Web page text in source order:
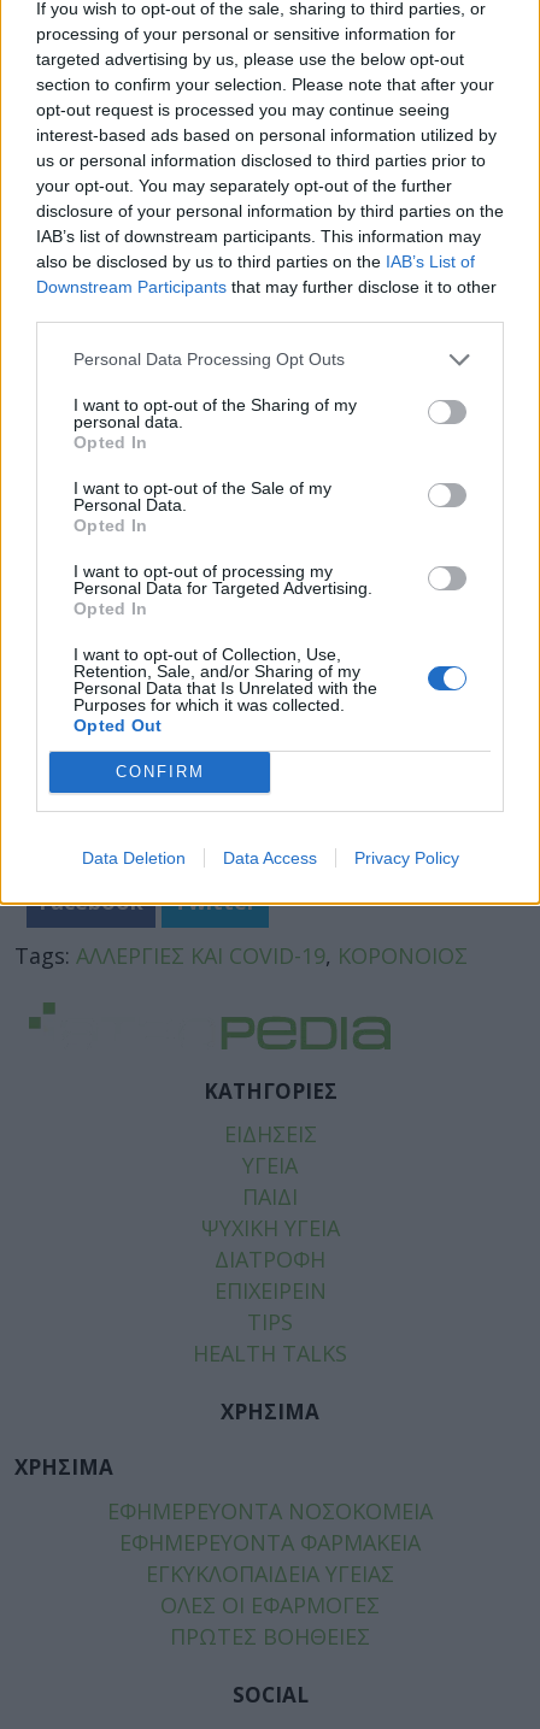
If you wish to opt-out of the sale, sharing to third parties, or
processing of your personal or sensitive information for
targeted advertising by us, please use the below opt-out
section to confirm your selection. Please note that after your
opt-out request is processed you may continue seeing
interest-based ads based on personal information utilized by
us or personal information disclosed to third parties prior to
your opt-out. You may separately opt-out of the further
disclosure of your personal information by third parties on the
IAB’s list of downstream participants. This information may
also be disclosed by us to third parties on the IAB’s List of
Downstream Participants that may further disclose it to other
Personal Data Processing Opt Outs
I want to opt-out of the Sharing of my
personal data.
Opted In
I want to opt-out of the Sale of my
Personal Data.
Opted In
I want to opt-out of processing my
Personal Data for Targeted Advertising.
Opted In
I want to opt-out of Collection, Use,
Retention, Sale, and/or Sharing of my
Personal Data that Is Unrelated with the
Purposes for which it was collected.
Opted Out
CONFIRM
Data Deletion Data Access Privacy Policy
κατάσταση. Οι μυαλγίες ή η κόπωση, που καμία
φορά εμφανίζουν τα αλλεργικά άτομα, θέλει
χρόνο να εκδηλωθεί. Δεν είναι η οξεία καταβολή
που εμφανίζει ο κορονοϊός”.
Ο ειδικός συνιστά στα άτομα με χρόνιες
αλλεργίες να ακολουθούν προσεκτικά τις
συμβουλές του γιατρού τους -ιδιαίτερα αυτή την
περίοδο- να μην εγκαταλείπουν τη
φαρμακευτική αγωγή τους και να είναι σε
τακτική επικοινωνία μαζί του, αν χρειαστεί να
υποβληθούν σε κάποιον έλεγχο.
“Είναι μια σημαντική κατάσταση θα την
ξεπεράσουμε κι αυτή σιγά – σιγά μαζί με τη
κορονοϊό, πάντα σε συνεργασία με τον γιατρό
μας”, κατέληξε ο κ. Τσιόδρας.
Facebook
Twitter
Tags: ΑΛΛΕΡΓΙΕΣ ΚΑΙ COVID-19, ΚΟΡΟΝΟΙΟΣ
ΚΑΤΗΓΟΡΙΕΣ
ΕΙΔΗΣΕΙΣ
ΥΓΕΙΑ
ΠΑΙΔΙ
ΨΥΧΙΚΗ ΥΓΕΙΑ
ΔΙΑΤΡΟΦΗ
ΕΠΙΧΕΙΡΕΙΝ
TIPS
HEALTH TALKS
ΧΡΗΣΙΜΑ
ΧΡΗΣΙΜΑ
ΕΦΗΜΕΡΕΥΟΝΤΑ ΝΟΣΟΚΟΜΕΙΑ
ΕΦΗΜΕΡΕΥΟΝΤΑ ΦΑΡΜΑΚΕΙΑ
ΕΓΚΥΚΛΟΠΑΙΔΕΙΑ ΥΓΕΙΑΣ
ΟΛΕΣ ΟΙ ΕΦΑΡΜΟΓΕΣ
ΠΡΩΤΕΣ ΒΟΗΘΕΙΕΣ
SOCIAL